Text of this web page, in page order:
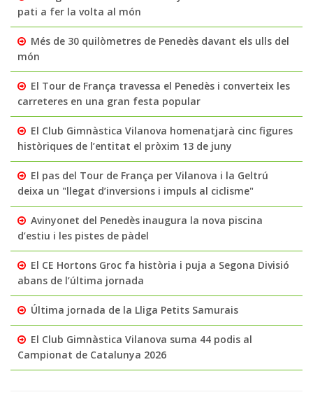
pati a fer la volta al món
Més de 30 quilòmetres de Penedès davant els ulls del
món
El Tour de França travessa el Penedès i converteix les
carreteres en una gran festa popular
El Club Gimnàstica Vilanova homenatjarà cinc figures
històriques de l’entitat el pròxim 13 de juny
El pas del Tour de França per Vilanova i la Geltrú
deixa un "llegat d’inversions i impuls al ciclisme"
Avinyonet del Penedès inaugura la nova piscina
d’estiu i les pistes de pàdel
El CE Hortons Groc fa història i puja a Segona Divisió
abans de l’última jornada
Última jornada de la Lliga Petits Samurais
El Club Gimnàstica Vilanova suma 44 podis al
Campionat de Catalunya 2026